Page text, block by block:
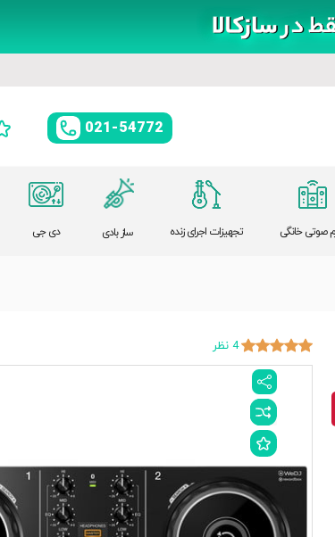
021-54772
صوتی خانگی تجهیزات اجرای زنده ساز بادی دی جی
4 نظر